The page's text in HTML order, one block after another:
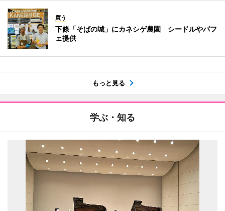
買う
下條「そばの城」にカネシゲ農園 シードルやパフ
ェ提供
もっと見る
学ぶ・知る